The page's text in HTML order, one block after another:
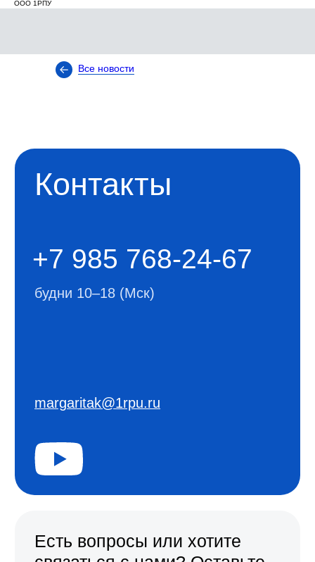
ООО 1РПУ
Все новости
Есть вопросы или хотите
связаться с нами? Оставьте
Имя
персональных данных
Отправить
НАВИГАЦИЯ
О компании
Проекты
Устав